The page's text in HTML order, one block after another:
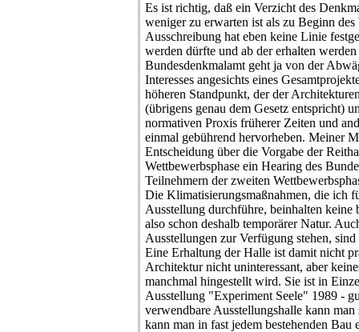
Es ist richtig, daß ein Verzicht des
weniger zu erwarten ist als zu Beginn
Ausschreibung hat eben keine Linie
werden dürfte und ab der erhalten
Bundesdenkmalamt geht ja von der
Interesses angesichts eines
höheren Standpunkt, der der
(übrigens genau dem Gesetz entspricht)
normativen Proxis früherer Zeiten und
einmal gebührend hervorheben. Meiner
Entscheidung über die Vorgabe der
Wettbewerbsphase ein Hearing des
Teilnehmern der zweiten
Die Klimatisierungsmaßnahmen, die ich
Ausstellung durchführe, beinhalten keine
also schon deshalb temporärer Natur.
Ausstellungen zur Verfügung stehen,
Eine Erhaltung der Halle ist damit nicht
Architektur nicht uninteressant, aber
manchmal hingestellt wird. Sie ist in
Ausstellung "Experiment Seele" 1989 -
verwendbare Ausstellungshalle kann
kann man in fast jedem bestehenden Bau